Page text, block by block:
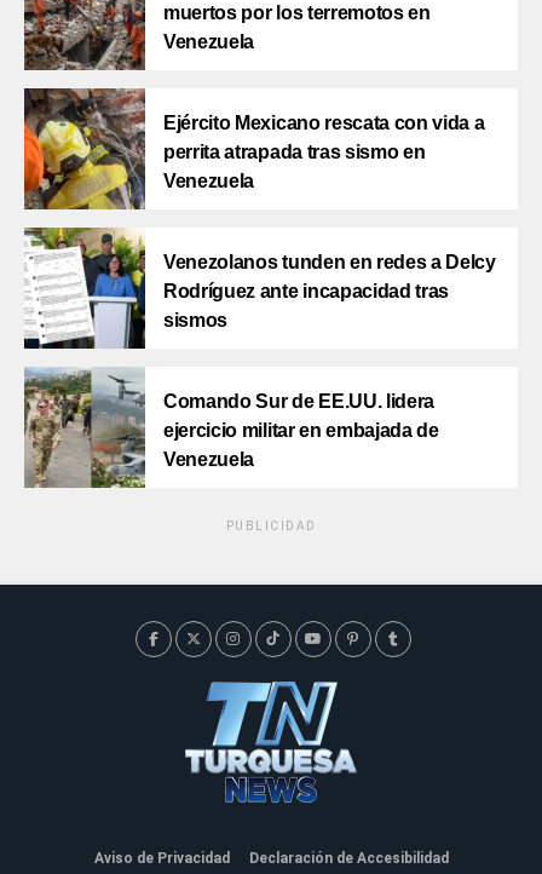
muertos por los terremotos en
Venezuela
Ejército Mexicano rescata con vida a
perrita atrapada tras sismo en
Venezuela
Venezolanos tunden en redes a Delcy
Rodríguez ante incapacidad tras
sismos
Comando Sur de EE.UU. lidera
ejercicio militar en embajada de
Venezuela
PUBLICIDAD
Aviso de Privacidad Declaración de Accesibilidad